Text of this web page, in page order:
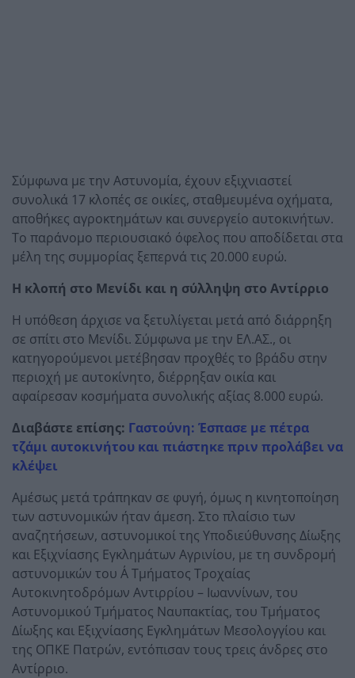
Σύμφωνα με την Αστυνομία, έχουν εξιχνιαστεί
συνολικά 17 κλοπές σε οικίες, σταθμευμένα οχήματα,
αποθήκες αγροκτημάτων και συνεργείο αυτοκινήτων.
Το παράνομο περιουσιακό όφελος που αποδίδεται στα
μέλη της συμμορίας ξεπερνά τις 20.000 ευρώ.
Η κλοπή στο Μενίδι και η σύλληψη στο Αντίρριο
Η υπόθεση άρχισε να ξετυλίγεται μετά από διάρρηξη
σε σπίτι στο Μενίδι. Σύμφωνα με την ΕΛ.ΑΣ., οι
κατηγορούμενοι μετέβησαν προχθές το βράδυ στην
περιοχή με αυτοκίνητο, διέρρηξαν οικία και
αφαίρεσαν κοσμήματα συνολικής αξίας 8.000 ευρώ.
Διαβάστε επίσης: Γαστούνη: Έσπασε με πέτρα
τζάμι αυτοκινήτου και πιάστηκε πριν προλάβει να
κλέψει
Αμέσως μετά τράπηκαν σε φυγή, όμως η κινητοποίηση
των αστυνομικών ήταν άμεση. Στο πλαίσιο των
αναζητήσεων, αστυνομικοί της Υποδιεύθυνσης Δίωξης
και Εξιχνίασης Εγκλημάτων Αγρινίου, με τη συνδρομή
αστυνομικών του Α΄ Τμήματος Τροχαίας
Αυτοκινητοδρόμων Αντιρρίου – Ιωαννίνων, του
Αστυνομικού Τμήματος Ναυπακτίας, του Τμήματος
Δίωξης και Εξιχνίασης Εγκλημάτων Μεσολογγίου και
της ΟΠΚΕ Πατρών, εντόπισαν τους τρεις άνδρες στο
Αντίρριο.